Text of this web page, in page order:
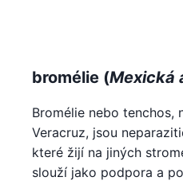
bromélie (Mexická
Bromélie nebo tenchos,
Veracruz, jsou
které žijí na jiných
slouží jako podpora a